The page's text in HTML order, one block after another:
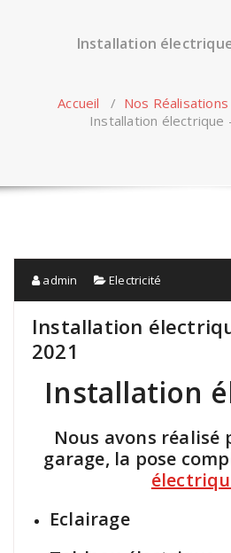
Installation électrique
Accueil / Nos Réalisations
Installation électrique
admin Electricité
Installation
2021
Installation
Nous avons
garage, la pose
Eclairage